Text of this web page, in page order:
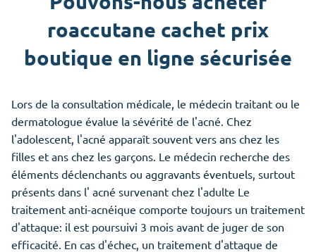
roaccutane cachet prix
boutique en ligne sécurisée
Lors de la consultation médicale, le médecin traitant ou le
dermatologue évalue la sévérité de l'acné. Chez
l'adolescent, l'acné apparaît souvent vers ans chez les
filles et ans chez les garçons. Le médecin recherche des
éléments déclenchants ou aggravants éventuels, surtout
présents dans l' acné survenant chez l'adulte Le
traitement anti-acnéique comporte toujours un traitement
d'attaque: il est poursuivi 3 mois avant de juger de son
efficacité. En cas d'échec, un traitement d'attaque de